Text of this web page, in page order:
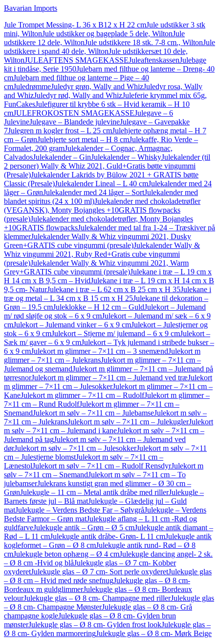
Bavarian Imports
Jule Trompet Messing- L 36 x B12 x H 22 cmJule udstikker 3 stk
mini, WiltonJule udstikker og bageplade 5 dele, WiltonJule
udstikkere 12 dele, WiltonJule udstikkere 18 stk. 7-8 cm., WiltonJule
udstikkere i spand 40 dele, WiltonJule udstikkersæt 10 dele,
WiltonJULEAFTENS SMAGEKASSEJuleaftenskassenJulebage
kit i tindåse, Serie 1950Julebarn med filthue og lanterne – Dreng- 40
cmJulebarn med filthue og lanterne – Pige – 40
cmJuledrømmeJuledyr grøn, Wally and WhizJuledyr rosa, Wally
and WhizJuledyr rød, Wally and WhizJuleferie krymmel mix 65g,
FunCakesJulefigurer til krybbe 6 stk – Hvid keramik – H 10
cmJULEFROKOSTEN SMAGEKASSEJulegave – 6
JulevineJulegave – Blandede julevineJulegave – Gavepakke
7Julegren m kogler frost – L 25 cmJulehjerte ophæng metal – H 7
cm – GrønJulehjerte sort metal – H 8 cmJulekaffe, Rio Verde –
Formalet, 200 gramJulekalender – Cognac, Armagnac,
CalvadosJulekalender – GinJulekalender – WhiskyJulekalender (til
2 personer) Wally & Whiz 2021, Guld+Gratis bøtte vingummi
(Presale)Julekalender Lakrids by Bülow 2021 + GRATIS bøtte
Classic (Presale)Julekalender Lineal – L 40 cmJulekalender med 24
låger – GrønJulekalender med 24 låger – SortJulekalender med
blandet spiritus (24 x 100 ml)Julekalender med chokoladetrøfler
(VEGANSK), Monty Bojangles +10GRATIS flowpacks
(presale)Julekalender med chokoladetrøfler, Monty Bojangles
+10GRATIS flowpacksJulekalender med tal fra 1-24 – Træskiver på
klemmerJulekalender Wally & Whiz vingummi 2021, Dusky
Green+GRATIS cube vingummi (presale)Julekalender Wally &
Whiz vingummi 2021, Ruby Red+Gratis cube vingummi
(presale)Julekalender Wally & Whiz vingummi 2021, Warm
Grey+GRATIS cube vingummi (presale)Julekane i træ – L 19 cm x
H 14 cm x B 9,5 cm – HvidJulekane i træ – L 19 cm x H 14 cm x B
9,5 cm- NaturJulekane i træ – L 62 cm x B 25 cm x H 35Julekane i
træ og metal – L 34 cm x B 15 cm x H 25Julekane til dekoration –
Grøn – 19.5 cmJuleklokke – H 12 cm – GuldJulekort – Julemand
m/ rød sløjfe og stok – 6 x 9 cmJulekort – Julemand m/ sæk – 6 x 9
cmJulekort – Julemand vinker – 6 x 9 cmJulekort – Julestjerner og
stok – 6 x 9 cmJulekort – Stjerne m/ julemand – 6 x 9 cmJulekort –
Sæk m/ gaver – 6 x 9 cmJulekort – Tyk julemand i stribede bukser –
6 x 9 cmJulekort m glimmer – 7×11 cm – 3 snemændJulekort m
glimmer – 7×11 cm – JulekransJulekort m glimmer – 7×11 cm –
Julemand og snemandJulekort m glimmer – 7×11 cm – Julemand på
tørresnorJulekort m glimmer – 7×11 cm – Julemand ved træJulekort
m glimmer – 7×11 cm – JulesokkerJulekort m glimmer – 7×11 cm –
KaneJulekort m glimmer – 7×11 cm – RudolfJulekort m glimmer –
7×11 cm – Rund RudolfJulekort m glimmer – 7×11 cm –
SnemandJulekort m sølv – 7×11 cm – JulebamseJulekort m sølv –
7×11 cm – JulekransJulekort m sølv – 7×11 cm – JulekuglerJulekort
m sølv – 7×11 cm – Julemand i kaneJulekort m sølv – 7×11 cm –
Julemand på tagJulekort m sølv – 7×11 cm – Julemand ved
dørJulekort m sølv – 7×11 cm – JulesokkerJulekort m sølv – 7×11
cm – Julestjerne blomstJulekort m sølv – 7×11 cm –
LænestolJulekort m sølv – 7×11 cm – Rudolf RensdyrJulekort m
sølv – 7×11 cm – SnemandJulekort m sølv – 7×11 cm – To
julebamserJulekrans kunstigt gran med glimmer – Ø 30 cm –
GrønJulekugle – 11 cm – Metal antik dråbe med rillerJulekugle –
Barnets første jul – Blå matJulekugle – Glædelig jul – Guld
matJulekugle – Verdens Bedste Far – SølvgråJulekugle – Verdens
Bedste Farmor – Grøn matJulekugle aflang – L 11 cm -Rød og
guldfarveJulekugle antik – Grøn – Ø 5 cmJulekugle antik diamant –
Rød – L 11 cmJulekugle antik dråbe- Grøn- L 11 cmJulekugle antik
kogleformet – Grøn – Ø 8 cmJulekugle antik rund- Rød – Ø 8
cmJulekugle beton ophæng – Ø 4 cmJulekugle dancing angel- 2 sk.
– Ø 8 cm -Hvid og blåJulekugle glas – Ø 7 cm- Kobber
oxyderetJulekugle glas – Ø 7 cm- Sort perle oxyderetJulekugle glas
– Ø 8 cm – Hvid med røde snefnugJulekugle glas – Ø 8 cm-
Bordeaux m guldglimmerJulekugle glas – Ø 8 cm- Bordeaux
velourJulekugle glas – Ø 8 cm- Champagne med rillerJulekugle glas
– Ø 8 cm- Champagne MønsterJulekugle glas – Ø 8 cm- Grå
champagne kogleJulekugle glas – Ø 8 cm- Gylden brun
mønsterJulekugle glas – Ø 8 cm- Gylden frost lookJulekugle glas –
Ø 8 cm- Gylden marmoreringJulekugle glas – Ø 8 cm- Mørk Beige